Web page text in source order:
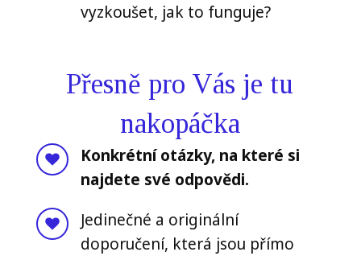
vyzkoušet, jak to funguje?
Přesně pro Vás je tu
nakopáčka
Konkrétní otázky, na které si
najdete své odpovědi.
Jedinečné a originální
doporučení, která jsou přímo